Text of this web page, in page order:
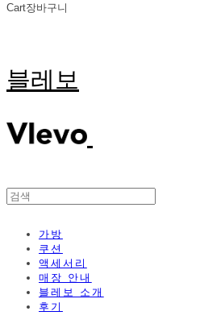
Cart장바구니
블레보
가방
쿠션
액세서리
매장 안내
블레보 소개
후기